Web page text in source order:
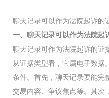
聊天记录可以作为法院起诉的
一、聊天记录可以作为法院起
聊天记录可作为法院起诉的证
从证据类型看，它属电子数据
条件。首先，聊天记录要能完
交易内容、争议焦点等。其次